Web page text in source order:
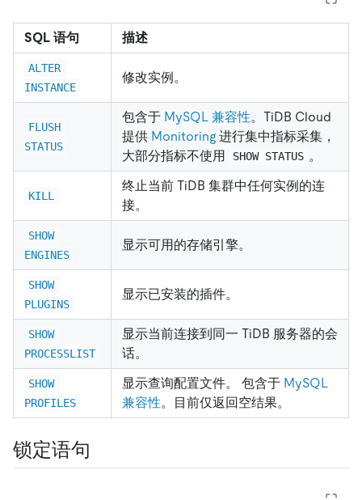
SQL 语句 描述
ALTER
INSTANCE
修改实例。
FLUSH
STATUS
包含于 MySQL 兼容性。TiDB Cloud
提供 Monitoring 进行集中指标采集，
大部分指标不使用
SHOW STATUS 。
KILL
终止当前 TiDB 集群中任何实例的连
接。
SHOW
ENGINES
显示可用的存储引擎。
SHOW
PLUGINS
显示已安装的插件。
SHOW
PROCESSLIST
显示当前连接到同一 TiDB 服务器的会
话。
SHOW
PROFILES
显示查询配置文件。 包含于 MySQL
兼容性。目前仅返回空结果。
锁定语句